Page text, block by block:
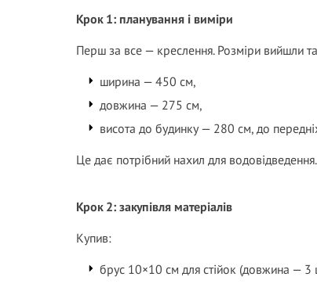
Крок 1: планування і виміри
Перш за все — креслення. Розміри вийшли
ширина — 450 см,
довжина — 275 см,
висота до будинку — 280 см, до
Це дає потрібний нахил для водовідведення.
Крок 2: закупівля матеріалів
Купив:
брус 10×10 см для стійок (довжина —